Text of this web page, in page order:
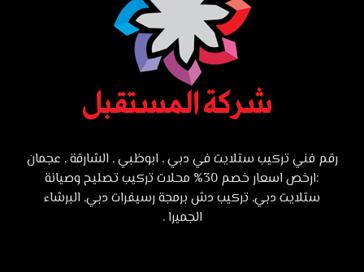
رقم فني تركيب ستلايت في دبي , ابوظبي , الشارقة , عجمان
:ارخص اسعار خصم 30% محلات تركيب تصليح وصيانة
ستلايت دبي, تركيب دش برمجة رسيفرات دبي, البرشاء
الجميرا .